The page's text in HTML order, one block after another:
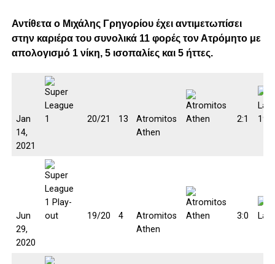
Αντίθετα ο Μιχάλης Γρηγορίου έχει αντιμετωπίσει
στην καριέρα του συνολικά 11 φορές τον Ατρόμητο με
απολογισμό 1 νίκη, 5 ισοπαλίες και 5 ήττες.
Jan
14,
2021
20/21 13
Atromitos
Athen
2:1
Jun
29,
2020
19/20 4
Atromitos
Athen
3:0